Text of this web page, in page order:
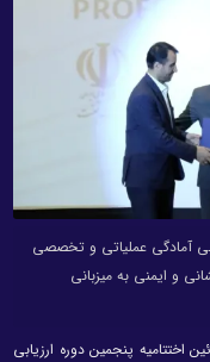
آمادگی عملیاتی و تخصصی
و ایمنی به میزبانی
پنجمین دوره ارزیابی